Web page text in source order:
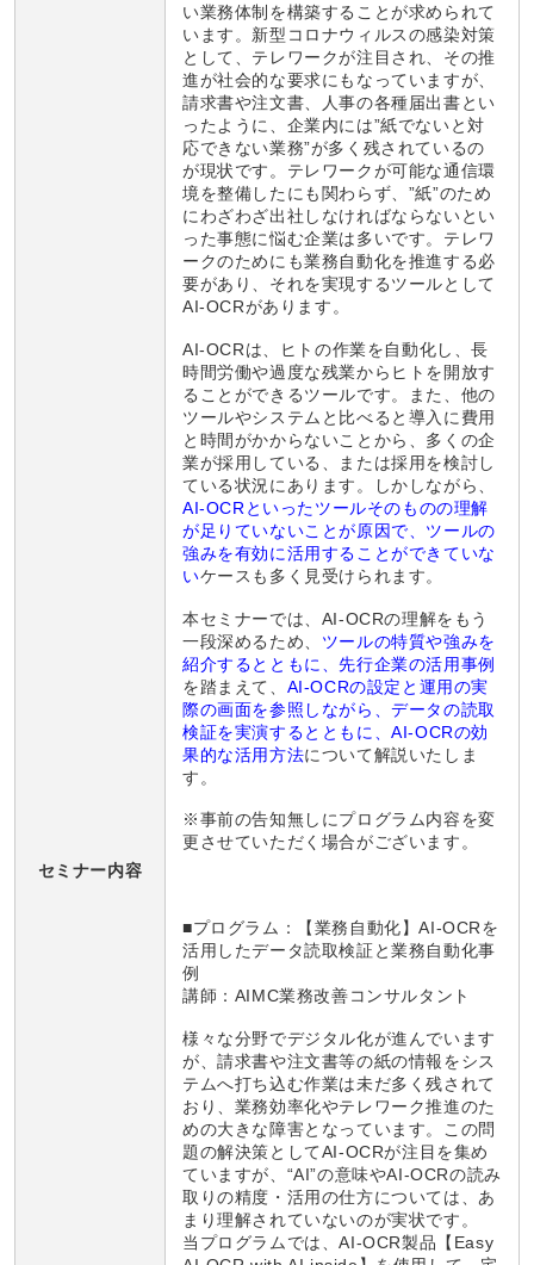
セミナー内容
い業務体制を構築することが求められて
います。新型コロナウィルスの感染対策
として、テレワークが注目され、その推
進が社会的な要求にもなっていますが、
請求書や注文書、人事の各種届出書とい
ったように、企業内には”紙でないと対
応できない業務”が多く残されているの
が現状です。テレワークが可能な通信環
境を整備したにも関わらず、”紙”のため
にわざわざ出社しなければならないとい
った事態に悩む企業は多いです。テレワ
ークのためにも業務自動化を推進する必
要があり、それを実現するツールとして
AI-OCRがあります。
AI-OCRは、ヒトの作業を自動化し、長
時間労働や過度な残業からヒトを開放す
ることができるツールです。また、他の
ツールやシステムと比べると導入に費用
と時間がかからないことから、多くの企
業が採用している、または採用を検討し
ている状況にあります。しかしながら、
AI-OCRといったツールそのものの理解
が足りていないことが原因で、ツールの
強みを有効に活用することができていな
いケースも多く見受けられます。
本セミナーでは、AI-OCRの理解をもう
一段深めるため、 ツールの特質や強みを
紹介するとともに、先行企業の活用事例
を踏まえて、 AI-OCRの設定と運用の実
際の画面を参照しながら、データの読取
検証を実演するとともに、AI-OCRの効
果的な活用方法について解説いたしま
す。
※事前の告知無しにプログラム内容を変
更させていただく場合がございます。
■プログラム ：【業務自動化】AI-OCRを
活用したデータ読取検証と業務自動化事
例
講師：AIMC業務改善コンサルタント
様々な分野でデジタル化が進んでいます
が、請求書や注文書等の紙の情報をシス
テムへ打ち込む作業は未だ多く残されて
おり、業務効率化やテレワーク推進のた
めの大きな障害となっています。この問
題の解決策としてAI-OCRが注目を集め
ていますが、“AI”の意味やAI-OCRの読み
取りの精度・活用の仕方については、あ
まり理解されていないのが実状です。
当プログラムでは、AI-OCR製品【Easy